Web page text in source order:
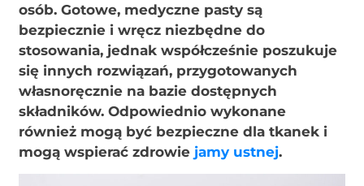
osób. Gotowe, medyczne pasty są
bezpiecznie i wręcz niezbędne do
stosowania, jednak współcześnie poszukuje
się innych rozwiązań, przygotowanych
własnoręcznie na bazie dostępnych
składników. Odpowiednio wykonane
również mogą być bezpieczne dla tkanek i
mogą wspierać zdrowie jamy ustnej.